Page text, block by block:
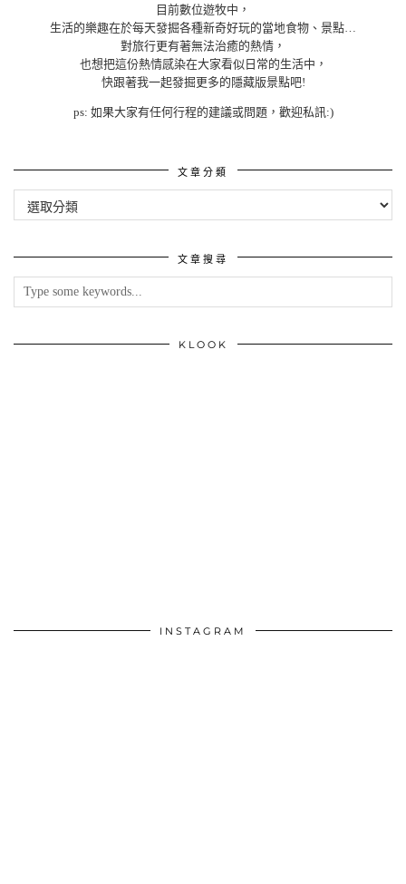
目前數位遊牧中，
生活的樂趣在於每天發掘各種新奇好玩的當地食物、景點…
對旅行更有著無法治癒的熱情，
也想把這份熱情感染在大家看似日常的生活中，
快跟著我一起發掘更多的隱藏版景點吧!
ps: 如果大家有任何行程的建議或問題，歡迎私訊:)
文章分類
文章搜尋
KLOOK
INSTAGRAM